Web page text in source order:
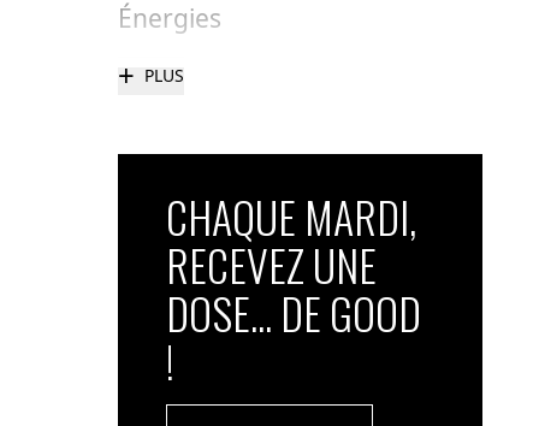
Énergies
+ PLUS
CHAQUE MARDI,
RECEVEZ UNE
DOSE... DE GOOD
!